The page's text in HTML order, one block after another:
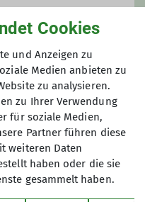
Cookies
und Anzeigen zu
Medien anbieten zu
zu analysieren.
zu Ihrer Verwendung
für soziale Medien,
Partner führen diese
weiteren Daten
haben oder die sie
gesammelt haben.